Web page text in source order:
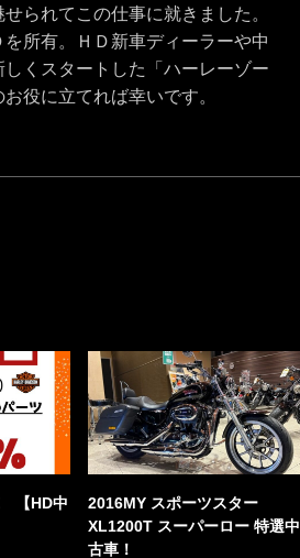
られてこの仕事に就きました。
所有。ＨＤ新車ディーラーや中
くスタートした「ハーレーゾー
役に立てれば幸いです。
【HD中
2016MY スポーツスター
XL1200T スーパーロー 特選中
古車！